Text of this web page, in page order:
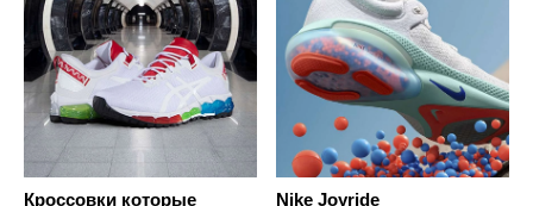
Кроссовки которые
Nike Joyride